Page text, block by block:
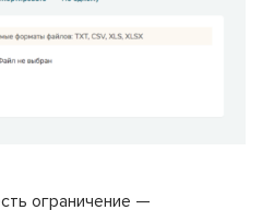
ограничение —